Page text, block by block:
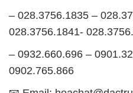
– 028.3756.1835 –
028.3756.1841-
– 0932.660.696 –
0902.765.866